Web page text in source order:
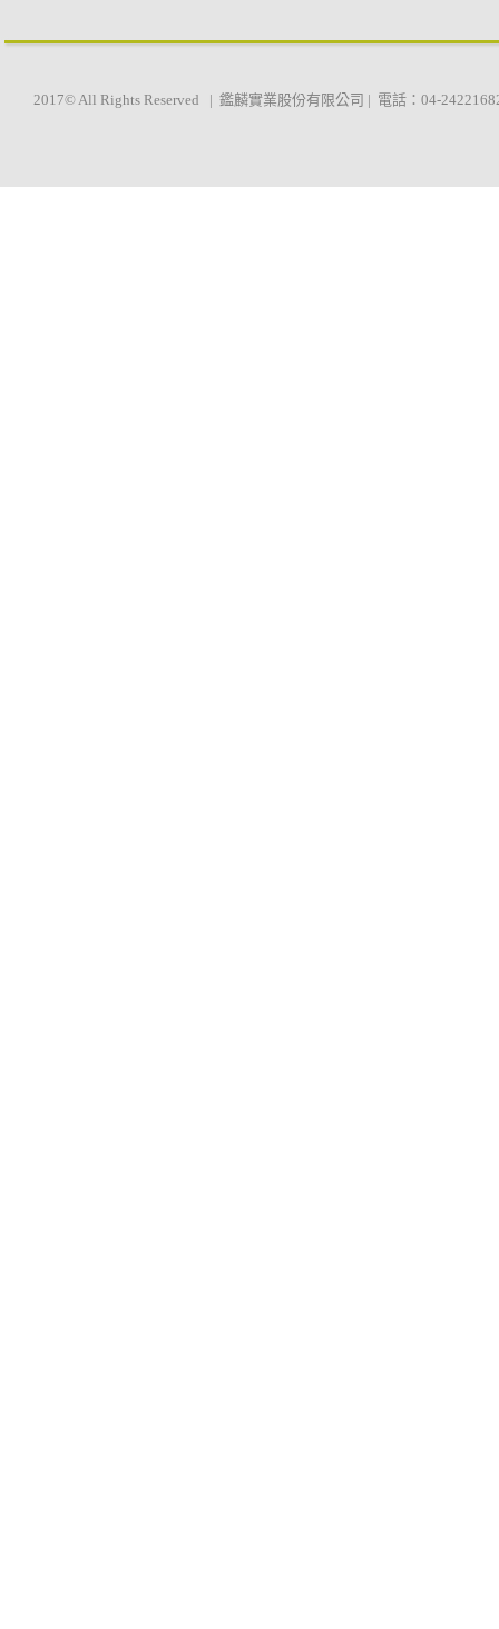
2017© All Rights Reserved | 鑑麟實業股份有限公司 | 電話：04-